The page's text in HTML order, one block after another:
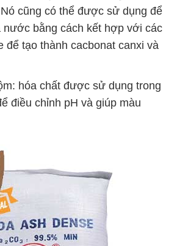
cũng có thể được sử dụng để
nước bằng cách kết hợp với các
để tạo thành cacbonat canxi và
hóa chất được sử dụng trong
điều chỉnh pH và giúp màu